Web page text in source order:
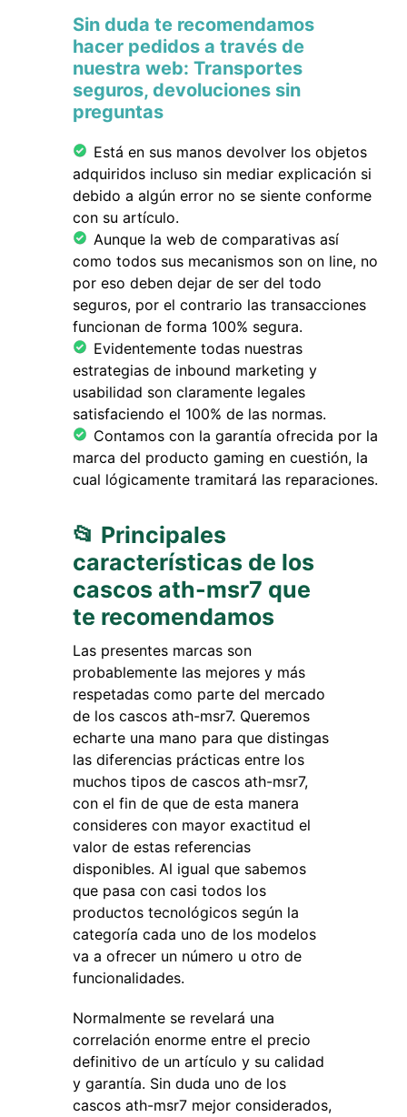
Sin duda te recomendamos
hacer pedidos a través de
nuestra web: Transportes
seguros, devoluciones sin
preguntas
Está en sus manos devolver los objetos
adquiridos incluso sin mediar explicación si
debido a algún error no se siente conforme
con su artículo.
Aunque la web de comparativas así
como todos sus mecanismos son on line, no
por eso deben dejar de ser del todo
seguros, por el contrario las transacciones
funcionan de forma 100% segura.
Evidentemente todas nuestras
estrategias de inbound marketing y
usabilidad son claramente legales
satisfaciendo el 100% de las normas.
Contamos con la garantía ofrecida por la
marca del producto gaming en cuestión, la
cual lógicamente tramitará las reparaciones.
📂 Principales
características de los
cascos ath-msr7 que
te recomendamos
Las presentes marcas son
probablemente las mejores y más
respetadas como parte del mercado
de los cascos ath-msr7. Queremos
echarte una mano para que distingas
las diferencias prácticas entre los
muchos tipos de cascos ath-msr7,
con el fin de que de esta manera
consideres con mayor exactitud el
valor de estas referencias
disponibles. Al igual que sabemos
que pasa con casi todos los
productos tecnológicos según la
categoría cada uno de los modelos
va a ofrecer un número u otro de
funcionalidades.
Normalmente se revelará una
correlación enorme entre el precio
definitivo de un artículo y su calidad
y garantía. Sin duda uno de los
cascos ath-msr7 mejor considerados,